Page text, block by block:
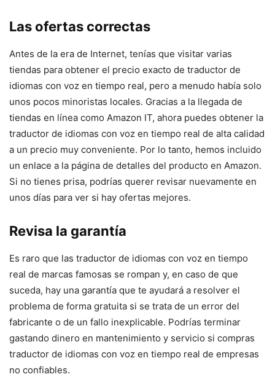
Las ofertas correctas
Antes de la era de Internet, tenías que visitar varias
tiendas para obtener el precio exacto de traductor de
idiomas con voz en tiempo real, pero a menudo había solo
unos pocos minoristas locales. Gracias a la llegada de
tiendas en línea como Amazon IT, ahora puedes obtener la
traductor de idiomas con voz en tiempo real de alta calidad
a un precio muy conveniente. Por lo tanto, hemos incluido
un enlace a la página de detalles del producto en Amazon.
Si no tienes prisa, podrías querer revisar nuevamente en
unos días para ver si hay ofertas mejores.
Revisa la garantía
Es raro que las traductor de idiomas con voz en tiempo
real de marcas famosas se rompan y, en caso de que
suceda, hay una garantía que te ayudará a resolver el
problema de forma gratuita si se trata de un error del
fabricante o de un fallo inexplicable. Podrías terminar
gastando dinero en mantenimiento y servicio si compras
traductor de idiomas con voz en tiempo real de empresas
no confiables.